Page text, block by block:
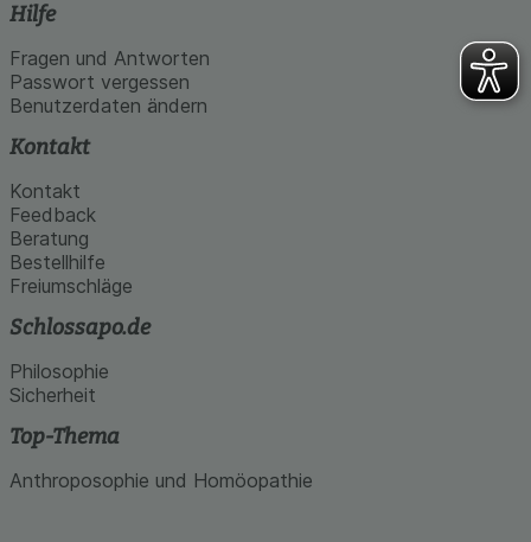
Hilfe
Fragen und Antworten
Passwort vergessen
Benutzerdaten ändern
Kontakt
Kontakt
Feedback
Beratung
Bestellhilfe
Freiumschläge
Schlossapo.de
Philosophie
Sicherheit
Top-Thema
Anthroposophie und Homöopathie